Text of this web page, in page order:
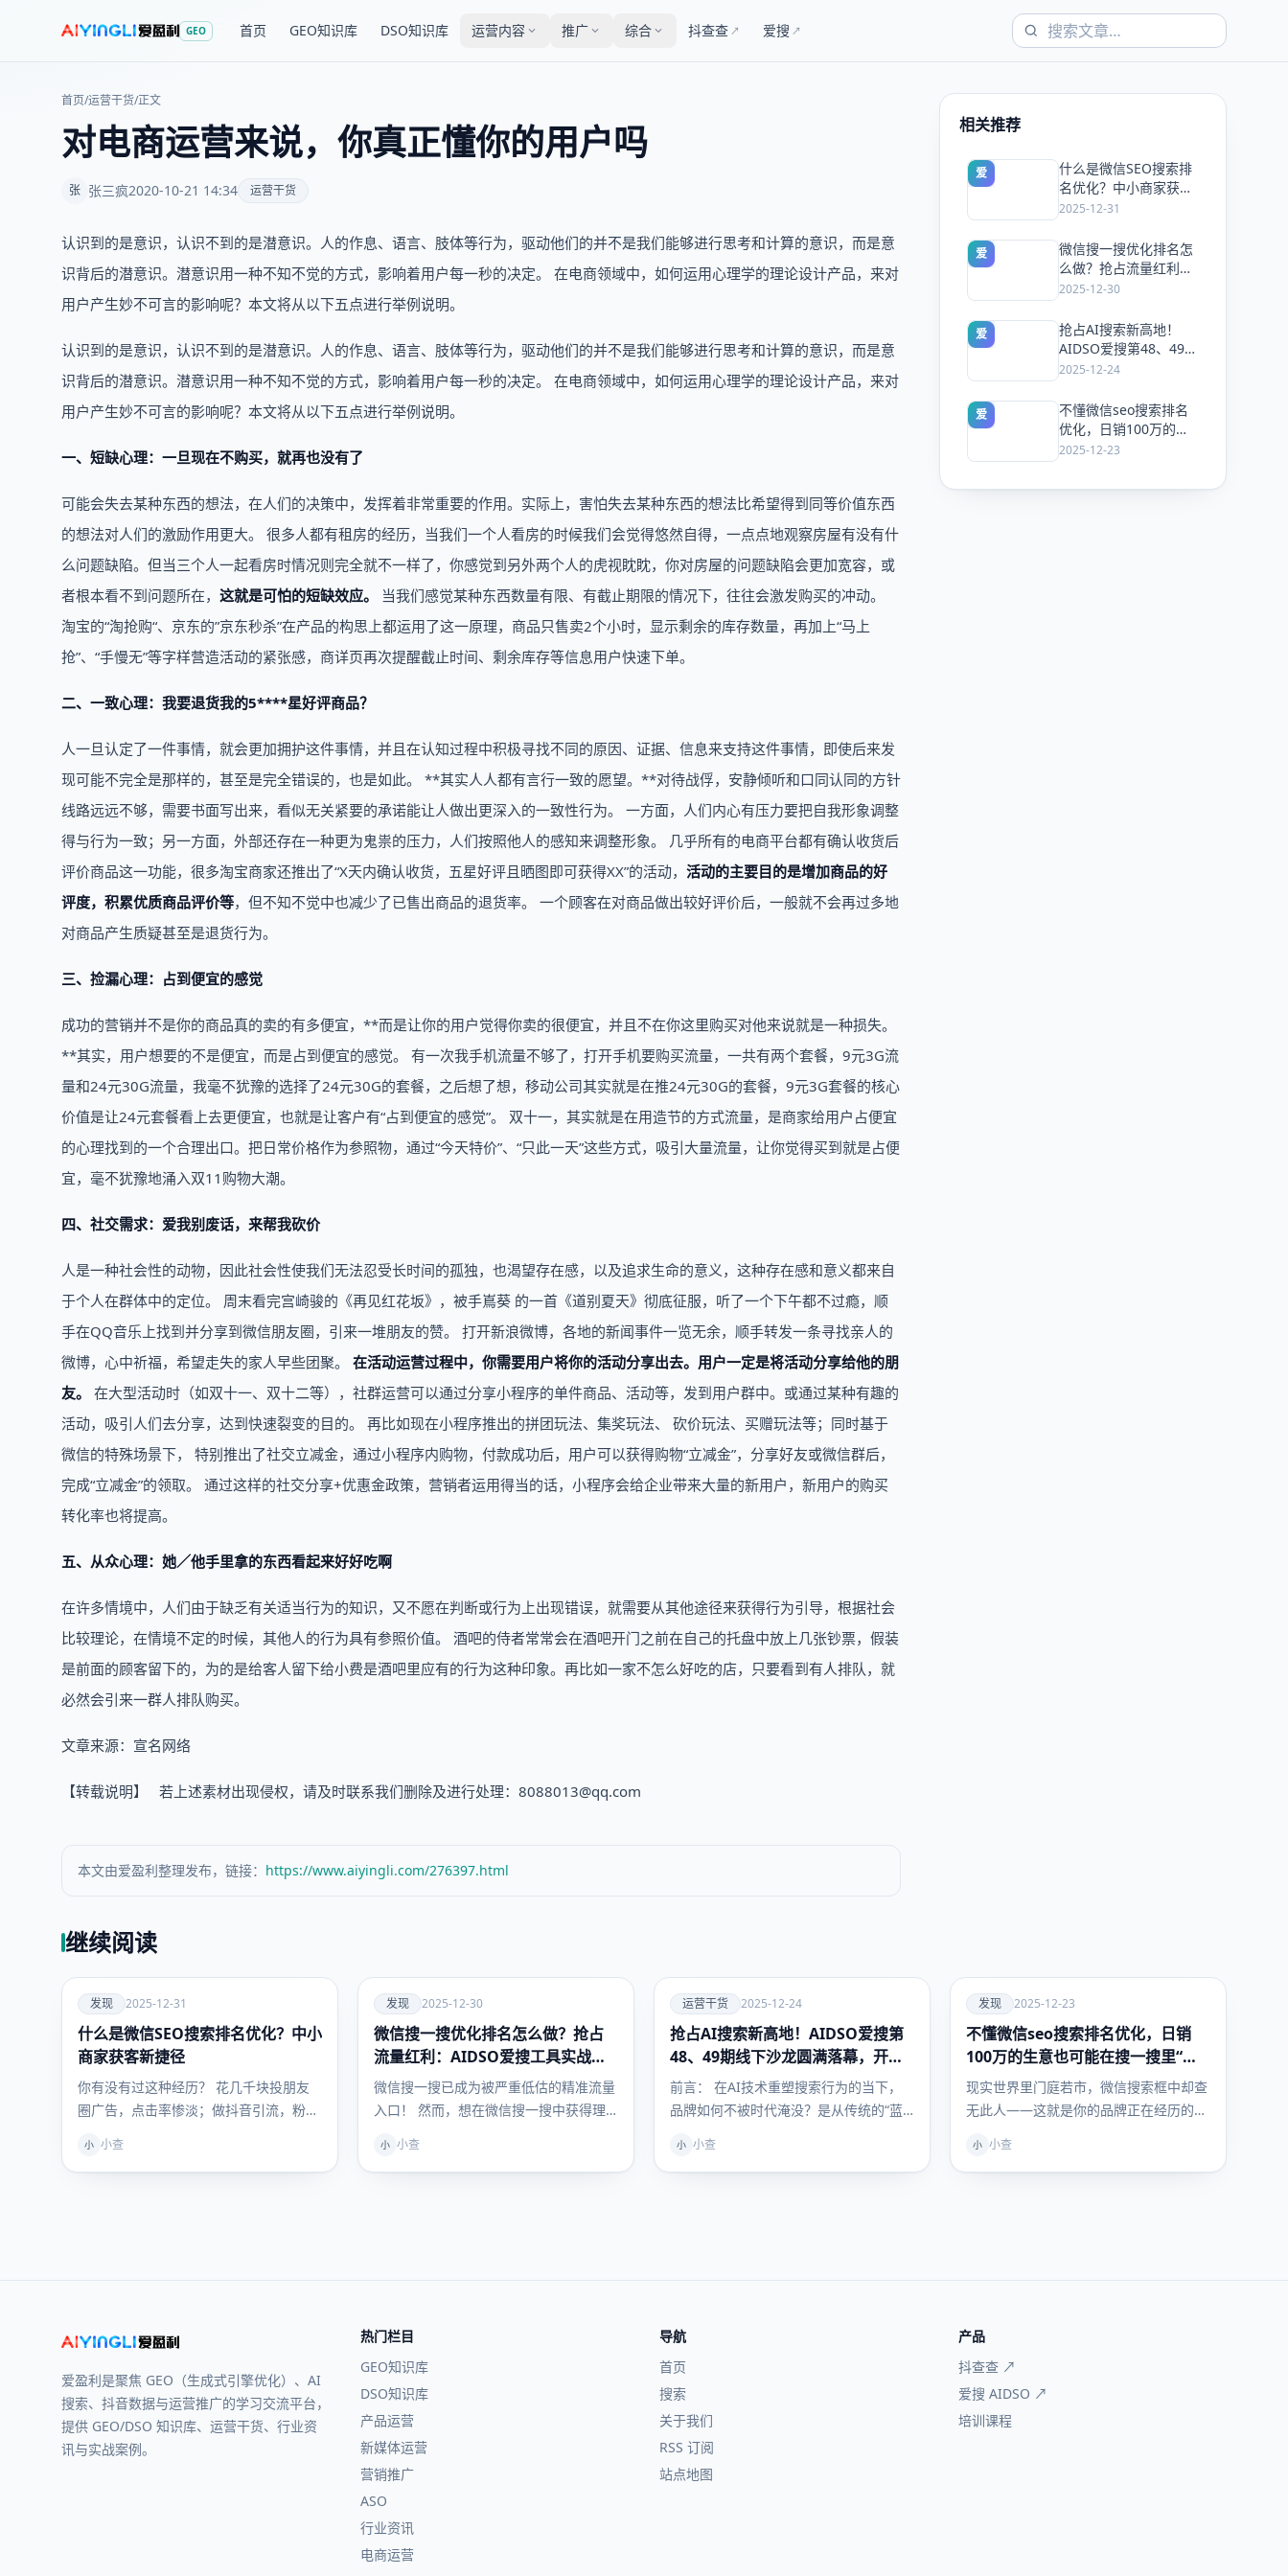
GEO 首页 GEO知识库 DSO知识库 运营内容 推广 综合 抖查查 ↗ 爱搜 ↗
首页/运营干货/正文
对电商运营来说，你真正懂你的用户吗
张 张三疯2020-10-21 14:34 运营干货
认识到的是意识，认识不到的是潜意识。人的作息、语言、肢体等行为，驱动他们的并不是我们能够进行思考和计算的意识，而是意
识背后的潜意识。潜意识用一种不知不觉的方式，影响着用户每一秒的决定。 在电商领域中，如何运用心理学的理论设计产品，来对
用户产生妙不可言的影响呢？本文将从以下五点进行举例说明。
认识到的是意识，认识不到的是潜意识。人的作息、语言、肢体等行为，驱动他们的并不是我们能够进行思考和计算的意识，而是意
识背后的潜意识。潜意识用一种不知不觉的方式，影响着用户每一秒的决定。 在电商领域中，如何运用心理学的理论设计产品，来对
用户产生妙不可言的影响呢？本文将从以下五点进行举例说明。
一、短缺心理：一旦现在不购买，就再也没有了
可能会失去某种东西的想法，在人们的决策中，发挥着非常重要的作用。实际上，害怕失去某种东西的想法比希望得到同等价值东西
的想法对人们的激励作用更大。 很多人都有租房的经历，当我们一个人看房的时候我们会觉得悠然自得，一点点地观察房屋有没有什
么问题缺陷。但当三个人一起看房时情况则完全就不一样了，你感觉到另外两个人的虎视眈眈，你对房屋的问题缺陷会更加宽容，或
者根本看不到问题所在， 这就是可怕的短缺效应。
当我们感觉某种东西数量有限、有截止期限的情况下，往往会激发购买的冲动。
淘宝的“淘抢购“、京东的”京东秒杀”在产品的构思上都运用了这一原理，商品只售卖2个小时，显示剩余的库存数量，再加上“马上
抢”、“手慢无”等字样营造活动的紧张感，商详页再次提醒截止时间、剩余库存等信息用户快速下单。
二、一致心理：我要退货我的5****星好评商品？
人一旦认定了一件事情，就会更加拥护这件事情，并且在认知过程中积极寻找不同的原因、证据、信息来支持这件事情，即使后来发
现可能不完全是那样的，甚至是完全错误的，也是如此。 **其实人人都有言行一致的愿望。**对待战俘，安静倾听和口同认同的方针
线路远远不够，需要书面写出来，看似无关紧要的承诺能让人做出更深入的一致性行为。 一方面，人们内心有压力要把自我形象调整
得与行为一致；另一方面，外部还存在一种更为鬼祟的压力，人们按照他人的感知来调整形象。 几乎所有的电商平台都有确认收货后
评价商品这一功能，很多淘宝商家还推出了“X天内确认收货，五星好评且晒图即可获得XX”的活动， 活动的主要目的是增加商品的好
评度，积累优质商品评价等，但不知不觉中也减少了已售出商品的退货率。 一个顾客在对商品做出较好评价后，一般就不会再过多地
对商品产生质疑甚至是退货行为。
三、捡漏心理：占到便宜的感觉
成功的营销并不是你的商品真的卖的有多便宜，**而是让你的用户觉得你卖的很便宜，并且不在你这里购买对他来说就是一种损失。
**其实，用户想要的不是便宜，而是占到便宜的感觉。 有一次我手机流量不够了，打开手机要购买流量，一共有两个套餐，9元3G流
量和24元30G流量，我毫不犹豫的选择了24元30G的套餐，之后想了想，移动公司其实就是在推24元30G的套餐，9元3G套餐的核心
价值是让24元套餐看上去更便宜，也就是让客户有“占到便宜的感觉”。 双十一，其实就是在用造节的方式流量，是商家给用户占便宜
的心理找到的一个合理出口。把日常价格作为参照物，通过“今天特价”、“只此一天”这些方式，吸引大量流量，让你觉得买到就是占便
宜，毫不犹豫地涌入双11购物大潮。
四、社交需求：爱我别废话，来帮我砍价
人是一种社会性的动物，因此社会性使我们无法忍受长时间的孤独，也渴望存在感，以及追求生命的意义，这种存在感和意义都来自
于个人在群体中的定位。 周末看完宫崎骏的《再见红花坂》，被手嶌葵 的一首《道别夏天》彻底征服，听了一个下午都不过瘾，顺
手在QQ音乐上找到并分享到微信朋友圈，引来一堆朋友的赞。 打开新浪微博，各地的新闻事件一览无余，顺手转发一条寻找亲人的
微博，心中祈福，希望走失的家人早些团聚。 在活动运营过程中，你需要用户将你的活动分享出去。用户一定是将活动分享给他的朋
友。
在大型活动时（如双十一、双十二等），社群运营可以通过分享小程序的单件商品、活动等，发到用户群中。或通过某种有趣的
活动，吸引人们去分享，达到快速裂变的目的。 再比如现在小程序推出的拼团玩法、集奖玩法、 砍价玩法、买赠玩法等；同时基于
微信的特殊场景下， 特别推出了社交立减金，通过小程序内购物，付款成功后，用户可以获得购物“立减金”，分享好友或微信群后，
完成“立减金”的领取。 通过这样的社交分享+优惠金政策，营销者运用得当的话，小程序会给企业带来大量的新用户，新用户的购买
转化率也将提高。
五、从众心理：她／他手里拿的东西看起来好好吃啊
在许多情境中，人们由于缺乏有关适当行为的知识，又不愿在判断或行为上出现错误，就需要从其他途径来获得行为引导，根据社会
比较理论，在情境不定的时候，其他人的行为具有参照价值。 酒吧的侍者常常会在酒吧开门之前在自己的托盘中放上几张钞票，假装
是前面的顾客留下的，为的是给客人留下给小费是酒吧里应有的行为这种印象。再比如一家不怎么好吃的店，只要看到有人排队，就
必然会引来一群人排队购买。
文章来源：宣名网络
【转载说明】 若上述素材出现侵权，请及时联系我们删除及进行处理：8088013@qq.com
本文由爱盈利整理发布，链接： https://www.aiyingli.com/276397.html
相关推荐
爱
什么是微信SEO搜索排
名优化？中小商家获客
新捷径
2025-12-31
爱
微信搜一搜优化排名怎
么做？抢占流量红利：
AIDSO爱搜工具实战指
2025-12-30
爱
抢占AI搜索新高地！
AIDSO爱搜第48、49期
线下沙龙圆满落幕，开
2025-12-24
爱
不懂微信seo搜索排名
优化，日销100万的生
意也可能在搜一搜里“查
2025-12-23
继续阅读
爱
发现
发现 2025-12-31
什么是微信SEO搜索排名优化？中小
商家获客新捷径
你有没有过这种经历？ 花几千块投朋友
圈广告，点击率惨淡；做抖音引流，粉丝
儿…
小 小查
爱
发现
发现 2025-12-30
微信搜一搜优化排名怎么做？抢占
流量红利：AIDSO爱搜工具实战指
南
微信搜一搜已成为被严重低估的精准流量
入口！ 然而，想在微信搜一搜中获得理
信…
小 小查
爱
运营干
货
运营干货 2025-12-24
抢占AI搜索新高地！AIDSO爱搜第
48、49期线下沙龙圆满落幕，开启
品牌GEO实战新纪元
前言： 在AI技术重塑搜索行为的当下，
品牌如何不被时代淹没？是从传统的“蓝
小 小查
爱
发现
发现 2025-12-23
不懂微信seo搜索排名优化，日销
100万的生意也可能在搜一搜里“查
无此人”
现实世界里门庭若市，微信搜索框中却查
无此人——这就是你的品牌正在经历的
小 小查
爱盈利是聚焦 GEO（生成式引擎优化）、AI
搜索、抖音数据与运营推广的学习交流平台，
提供 GEO/DSO 知识库、运营干货、行业资
讯与实战案例。
热门栏目
GEO知识库
DSO知识库
产品运营
新媒体运营
营销推广
ASO
行业资讯
电商运营
导航
首页
搜索
关于我们
RSS 订阅
站点地图
产品
抖查查 ↗
爱搜 AIDSO ↗
培训课程